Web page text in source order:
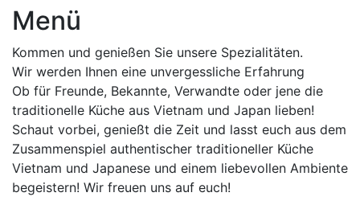
Menü
Kommen und genießen Sie unsere Spezialitäten.
Wir werden Ihnen eine unvergessliche Erfahrung
Ob für Freunde, Bekannte, Verwandte oder jene die
traditionelle Küche aus Vietnam und Japan lieben!
Schaut vorbei, genießt die Zeit und lasst euch aus dem
Zusammenspiel authentischer traditioneller Küche
Vietnam und Japanese und einem liebevollen Ambiente
begeistern! Wir freuen uns auf euch!